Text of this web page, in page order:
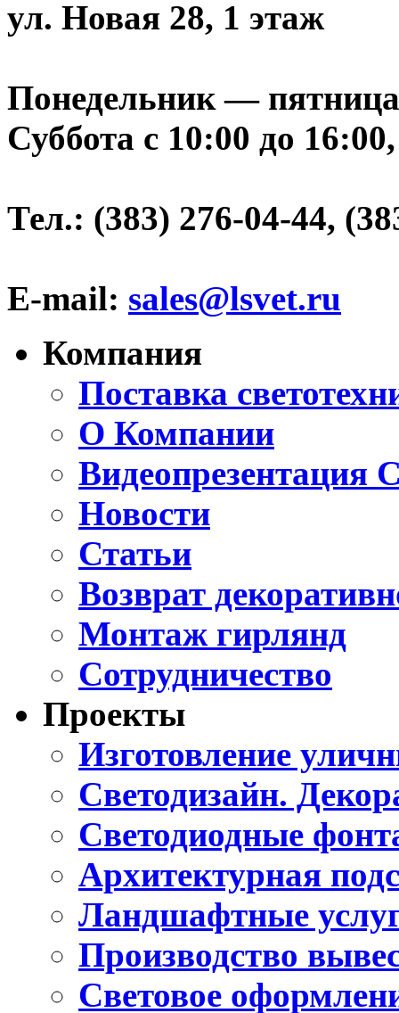
ул. Новая 28, 1 этаж
Понедельник — пятница
Суббота с 10:00 до
Тел.: (383) 276-04-44,
E-mail: sales@lsvet.ru
Компания
Поставка
О Компании
Видеопрезентация
Новости
Статьи
Возврат
Монтаж гирлянд
Сотрудничество
Проекты
Изготовление
Светодизайн.
Светодиодные
Архитектурная
Ландшафтные
Производство
Световое